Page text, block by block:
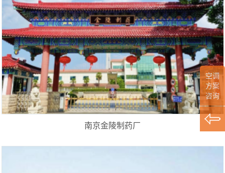
南京金陵制药厂
空调
方案
咨询